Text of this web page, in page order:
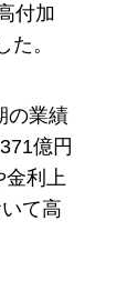
付加
。
の業績
億円
金利上
て高